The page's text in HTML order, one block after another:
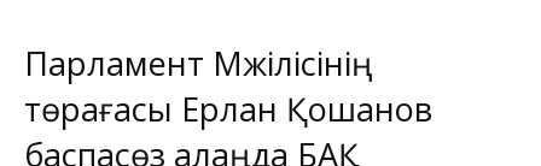
Парламент Мәжілісінің
төрағасы Ерлан Қошанов
баспасөз алаңда БАҚ